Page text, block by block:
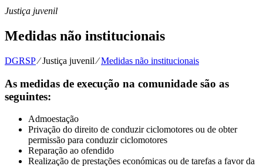
Justiça juvenil
Medidas não institucionais
DGRSP⁄Justiça juvenil⁄Medidas não institucionais
As medidas de execução na comunidade são as
seguintes:
Admoestação
Privação do direito de conduzir ciclomotores ou de obter
permissão para conduzir ciclomotores
Reparação ao ofendido
Realização de prestações económicas ou de tarefas a favor da